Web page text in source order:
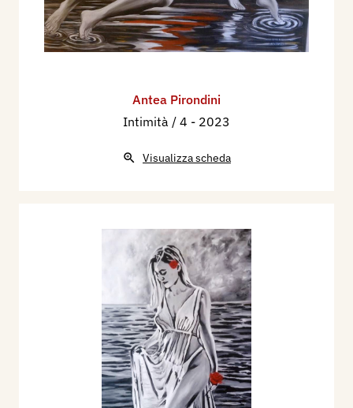
Antea Pirondini
Intimità / 4 - 2023
Visualizza scheda